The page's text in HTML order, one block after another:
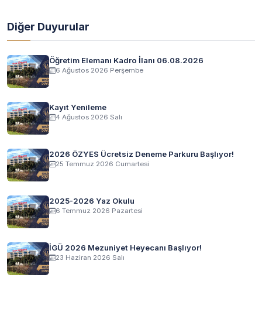
Diğer Duyurular
Öğretim Elemanı Kadro İlanı 06.08.2026
6 Ağustos 2026 Perşembe
Kayıt Yenileme
4 Ağustos 2026 Salı
2026 ÖZYES Ücretsiz Deneme Parkuru Başlıyor!
25 Temmuz 2026 Cumartesi
2025-2026 Yaz Okulu
6 Temmuz 2026 Pazartesi
İGÜ 2026 Mezuniyet Heyecanı Başlıyor!
23 Haziran 2026 Salı